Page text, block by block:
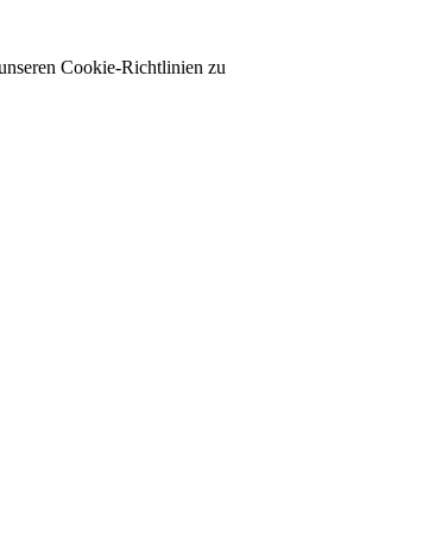
Cookie-Richtlinien zu